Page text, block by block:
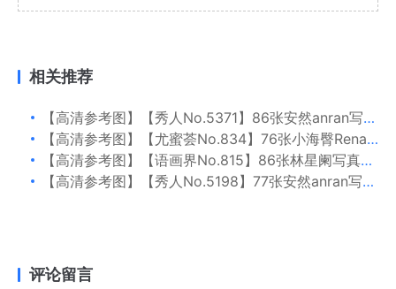
相关推荐
【高清参考图】【秀人No.5371】86张安然anran写真高清参考图片
【高清参考图】【尤蜜荟No.834】76张小海臀Rena写真高清参考图片
【高清参考图】【语画界No.815】86张林星阑写真高清参考图片
【高清参考图】【秀人No.5198】77张安然anran写真高清参考图片
评论留言